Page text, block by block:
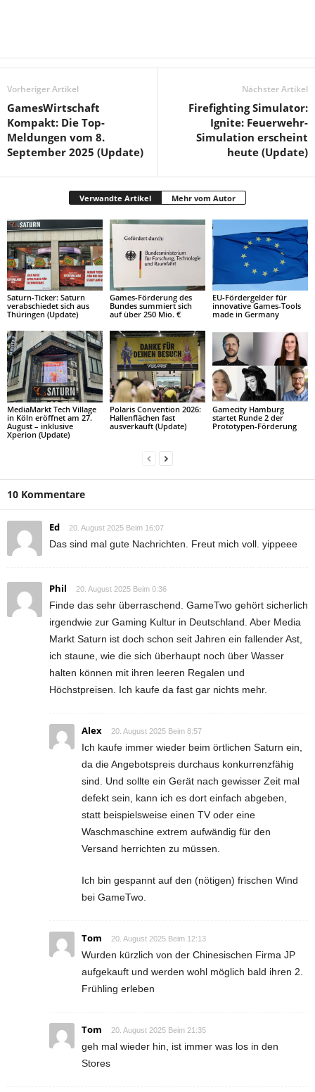
Vorheriger Artikel
GamesWirtschaft
Kompakt: Die Top-
Meldungen vom 8.
September 2025 (Update)
Nächster Artikel
Firefighting Simulator:
Ignite: Feuerwehr-
Simulation erscheint
heute (Update)
Verwandte Artikel Mehr vom Autor
Saturn-Ticker: Saturn
verabschiedet sich aus
Thüringen (Update)
Games-Förderung des
Bundes summiert sich
auf über 250 Mio. €
EU-Fördergelder für
innovative Games-Tools
made in Germany
MediaMarkt Tech Village
in Köln eröffnet am 27.
August – inklusive
Xperion (Update)
Polaris Convention 2026:
Hallenflächen fast
ausverkauft (Update)
Gamecity Hamburg
startet Runde 2 der
Prototypen-Förderung
10 Kommentare
Ed 20. August 2025 Beim 16:07
Das sind mal gute Nachrichten. Freut mich voll. yippeee
Phil 20. August 2025 Beim 0:36
Finde das sehr überraschend. GameTwo gehört sicherlich
irgendwie zur Gaming Kultur in Deutschland. Aber Media
Markt Saturn ist doch schon seit Jahren ein fallender Ast,
ich staune, wie die sich überhaupt noch über Wasser
halten können mit ihren leeren Regalen und
Höchstpreisen. Ich kaufe da fast gar nichts mehr.
Alex 20. August 2025 Beim 8:57
Ich kaufe immer wieder beim örtlichen Saturn ein,
da die Angebotspreis durchaus konkurrenzfähig
sind. Und sollte ein Gerät nach gewisser Zeit mal
defekt sein, kann ich es dort einfach abgeben,
statt beispielsweise einen TV oder eine
Waschmaschine extrem aufwändig für den
Versand herrichten zu müssen.
Ich bin gespannt auf den (nötigen) frischen Wind
bei GameTwo.
Tom 20. August 2025 Beim 12:13
Wurden kürzlich von der Chinesischen Firma JP
aufgekauft und werden wohl möglich bald ihren 2.
Frühling erleben
Tom 20. August 2025 Beim 21:35
geh mal wieder hin, ist immer was los in den
Stores